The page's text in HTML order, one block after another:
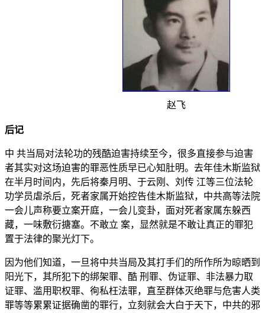
赵飞
后记
中 共当局对法轮功的残酷迫害持续至今，很多直接参与迫害
者其实对这场迫害的罪恶性质早已心知肚明。去年佳木斯监狱
在半月时间内，先后将秦月明、于云刚、刘传 江等三位法轮
功学员虐杀后，死者家属开始控告佳木斯监狱，中共高等法院
一会儿声称要立案开庭，一会儿变卦，面对死者家属东躲西
藏，一味敷衍搪塞。不敢立 案，显然就是不敢让真正的罪犯
置于法律的聚光灯下。
因为他们知道，一旦将中共当局及其打手们的所作所为晾晒到
阳光下，其所犯下的绑架罪、酷 刑罪、伪证罪、非法暴力取
证罪、滥用职权罪、徇私枉法罪，直至群体灭绝罪与危害人类
罪等等累累证据确凿的罪行，立刻就会大白于天下，中共的邪